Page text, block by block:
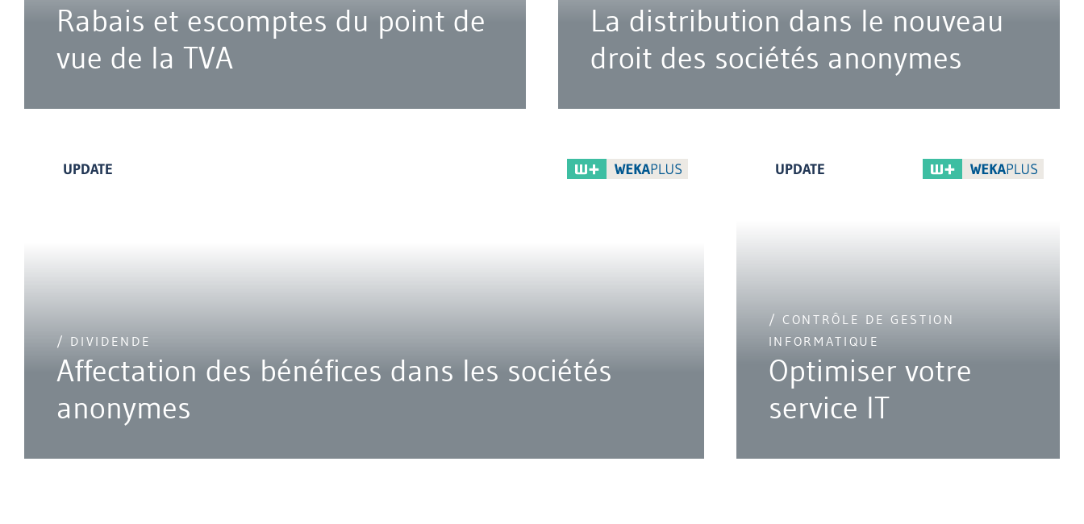
Rabais et escomptes du point de
vue de la TVA
La distribution dans le nouveau
droit des sociétés anonymes
UPDATE
/ DIVIDENDE
Affectation des bénéfices dans les sociétés
anonymes
UPDATE
/ CONTRÔLE DE GESTION
INFORMATIQUE
Optimiser votre
service IT